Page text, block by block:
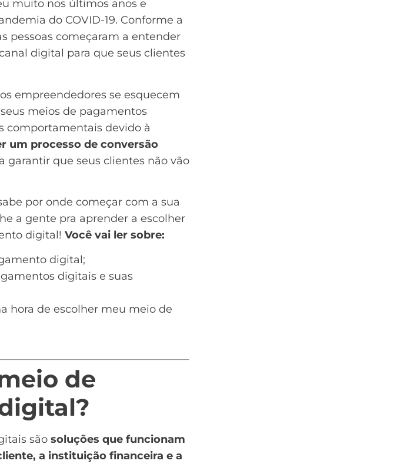
muito nos últimos anos e
do COVID-19. Conforme a
pessoas começaram a entender
digital para que seus clientes
empreendedores se esquecem
meios de pagamentos
comportamentais devido à
um processo de conversão
garantir que seus clientes não vão
por onde começar com a sua
a gente pra aprender a escolher
digital! Você vai ler sobre:
digital;
digitais e suas
hora de escolher meu meio de
de
são soluções que funcionam
a instituição financeira e a